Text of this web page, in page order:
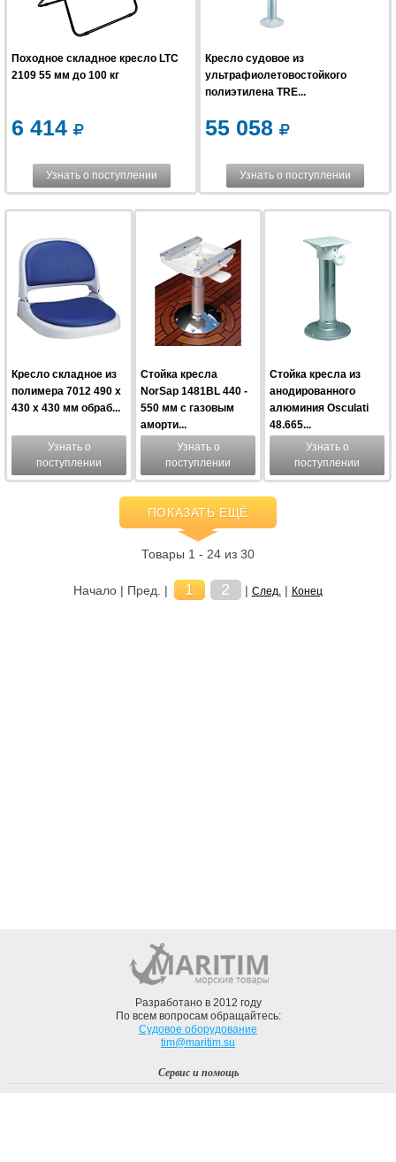
Походное складное кресло LTC
2109 55 мм до 100 кг
6 414
Узнать о поступлении
Кресло судовое из
ультрафиолетовостойкого
полиэтилена TRE...
55 058
Узнать о поступлении
Кресло складное из
полимера 7012 490 x
430 x 430 мм обраб...
Узнать о
поступлении
Стойка кресла
NorSap 1481BL 440 -
550 мм с газовым
аморти...
Узнать о
поступлении
Стойка кресла из
анодированного
алюминия Osculati
48.665...
Узнать о
поступлении
ПОКАЗАТЬ ЕЩЁ
Товары 1 - 24 из 30
Начало | Пред. | 1 2 | След. | Конец
Разработано в 2012 году
По всем вопросам обращайтесь:
Судовое оборудование
tim@maritim.su
Сервис и помощь